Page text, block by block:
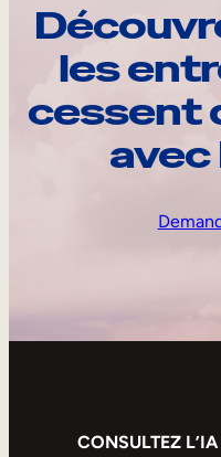
les
cessent
CONSULTEZ